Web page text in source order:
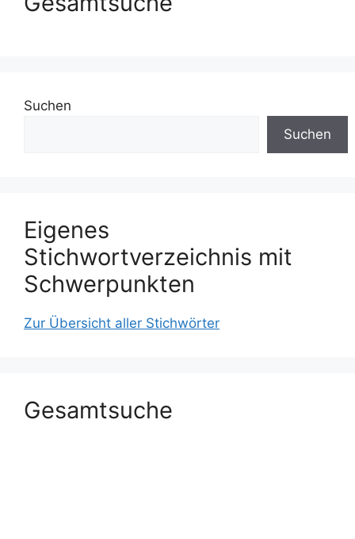
Suchen
Suchen
Eigenes
Stichwortverzeichnis mit
Schwerpunkten
Zur Übersicht aller Stichwörter
Gesamtsuche